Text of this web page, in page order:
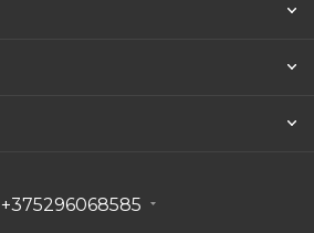
+375296068585